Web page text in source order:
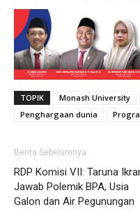
TOPIK Monash University
Penghargaan dunia
Berita Sebelumnya
RDP Komisi VII: Taruna
Jawab Polemik BPA, Usia
Galon dan Air Pegunungan